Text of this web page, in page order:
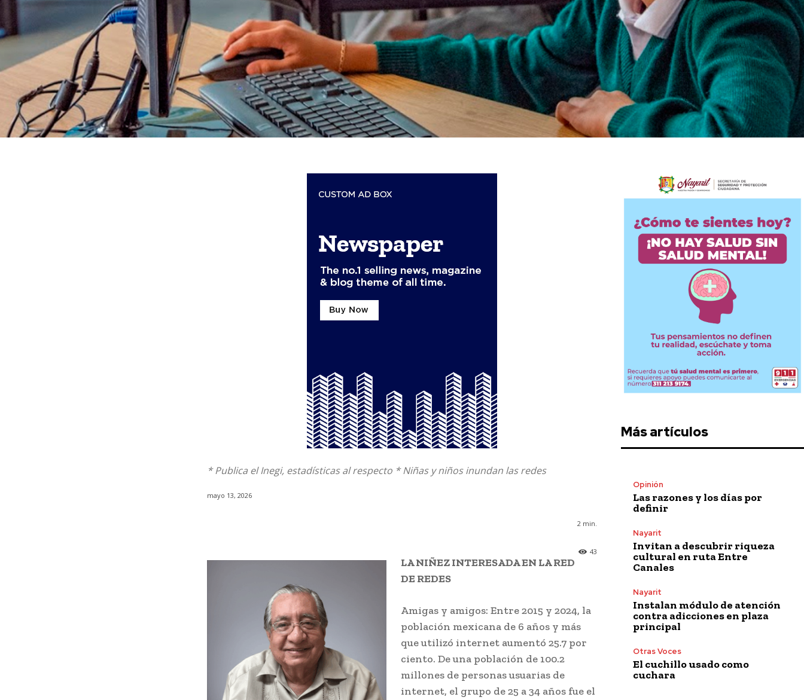
* Publica el Inegi, estadísticas al respecto * Niñas y niños inundan las redes
mayo 13, 2026
2 min.
43
LA NIÑEZ INTERESADA EN LA RED
DE REDES
Amigas y amigos: Entre 2015 y 2024, la
población mexicana de 6 años y más
que utilizó internet aumentó 25.7 por
ciento. De una población de 100.2
millones de personas usuarias de
internet, el grupo de 25 a 34 años fue el
Más artículos
Opinión
Las razones y los días por
definir
Nayarit
Invitan a descubrir riqueza
cultural en ruta Entre
Canales
Nayarit
Instalan módulo de atención
contra adicciones en plaza
principal
Otras Voces
El cuchillo usado como
cuchara